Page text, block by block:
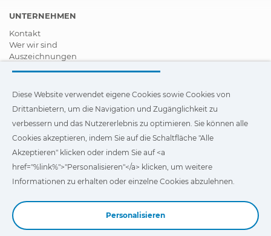
UNTERNEHMEN
Kontakt
Wer wir sind
Auszeichnungen
Vertragshändler werden
Videos
FAQ - Häufig gestellte Fragen (FAQs)
Diese Website verwendet eigene Cookies und Cookies von
Drittanbietern, um die Navigation und Zugänglichkeit unserer
Website zu verbessern und das Nutzererlebnis zu optimieren.
Sie können auf"Einstellungen"klicken, um weitere
Verwendung anzupassen oder abzulehnen.
Diese Website verwendet eigene Cookies sowie Cookies von
Drittanbietern, um die Navigation und Zugänglichkeit zu
verbessern und das Nutzererlebnis zu optimieren. Sie können alle
Cookies akzeptieren, indem Sie auf die Schaltfläche "Alle
Akzeptieren" klicken oder indem Sie auf <a
href="%link%">"Personalisieren"</a> klicken, um weitere
Informationen zu erhalten oder einzelne Cookies abzulehnen.
Personalisieren